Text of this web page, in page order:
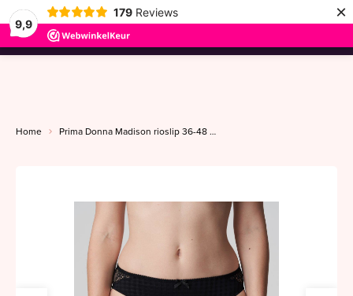
9,9
179 Reviews ×
menu
Home Prima Donna Madison rioslip 36-48 zwart